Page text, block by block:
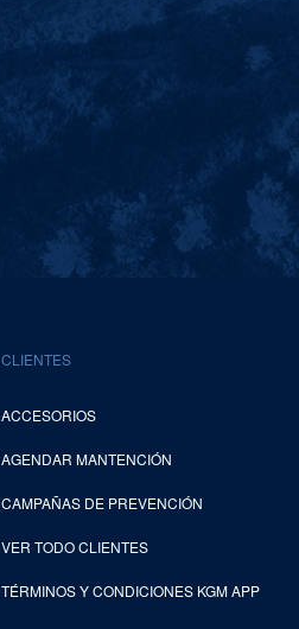
CLIENTES
ACCESORIOS
AGENDAR MANTENCIÓN
CAMPAÑAS DE PREVENCIÓN
VER TODO CLIENTES
TÉRMINOS Y CONDICIONES KGM APP